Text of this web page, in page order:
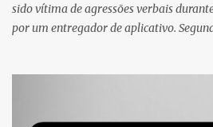
sido vítima de agressões verbais
por um entregador de aplicativo.
proximidades. Ainda conforme o